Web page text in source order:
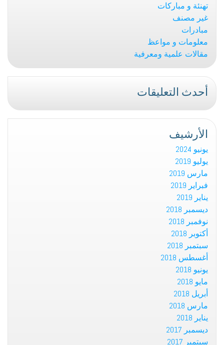
تهنئة و مباركات
غير مصنف
مبادرات
معلومات و مواعظ
مقالات علمية ومعرفية
أحدث التعليقات
الأرشيف
يونيو 2024
يوليو 2019
مارس 2019
فبراير 2019
يناير 2019
ديسمبر 2018
نوفمبر 2018
أكتوبر 2018
سبتمبر 2018
أغسطس 2018
يونيو 2018
مايو 2018
أبريل 2018
مارس 2018
يناير 2018
ديسمبر 2017
سبتمبر 2017